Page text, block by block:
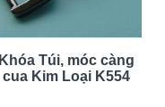
Khóa Túi, móc càng
cua Kim Loại K554